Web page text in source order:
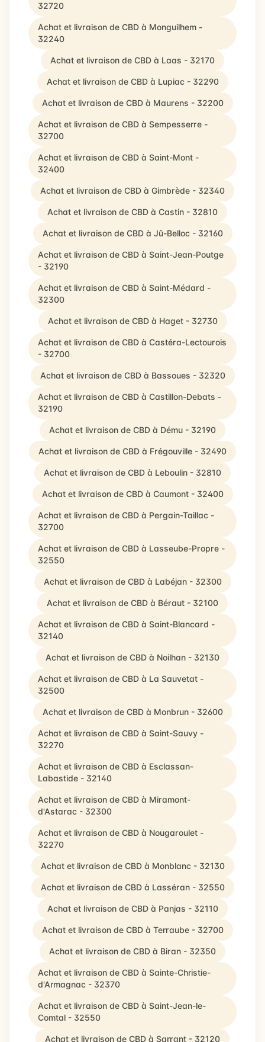
32720
Achat et livraison de CBD à Monguilhem -
32240
Achat et livraison de CBD à Laas - 32170
Achat et livraison de CBD à Lupiac - 32290
Achat et livraison de CBD à Maurens - 32200
Achat et livraison de CBD à Sempesserre -
32700
Achat et livraison de CBD à Saint-Mont -
32400
Achat et livraison de CBD à Gimbrède - 32340
Achat et livraison de CBD à Castin - 32810
Achat et livraison de CBD à Jû-Belloc - 32160
Achat et livraison de CBD à Saint-Jean-Poutge
- 32190
Achat et livraison de CBD à Saint-Médard -
32300
Achat et livraison de CBD à Haget - 32730
Achat et livraison de CBD à Castéra-Lectourois
- 32700
Achat et livraison de CBD à Bassoues - 32320
Achat et livraison de CBD à Castillon-Debats -
32190
Achat et livraison de CBD à Dému - 32190
Achat et livraison de CBD à Frégouville - 32490
Achat et livraison de CBD à Leboulin - 32810
Achat et livraison de CBD à Caumont - 32400
Achat et livraison de CBD à Pergain-Taillac -
32700
Achat et livraison de CBD à Lasseube-Propre -
32550
Achat et livraison de CBD à Labéjan - 32300
Achat et livraison de CBD à Béraut - 32100
Achat et livraison de CBD à Saint-Blancard -
32140
Achat et livraison de CBD à Noilhan - 32130
Achat et livraison de CBD à La Sauvetat -
32500
Achat et livraison de CBD à Monbrun - 32600
Achat et livraison de CBD à Saint-Sauvy -
32270
Achat et livraison de CBD à Esclassan-
Labastide - 32140
Achat et livraison de CBD à Miramont-
d'Astarac - 32300
Achat et livraison de CBD à Nougaroulet -
32270
Achat et livraison de CBD à Monblanc - 32130
Achat et livraison de CBD à Lasséran - 32550
Achat et livraison de CBD à Panjas - 32110
Achat et livraison de CBD à Terraube - 32700
Achat et livraison de CBD à Biran - 32350
Achat et livraison de CBD à Sainte-Christie-
d'Armagnac - 32370
Achat et livraison de CBD à Saint-Jean-le-
Comtal - 32550
Achat et livraison de CBD à Sarrant - 32120